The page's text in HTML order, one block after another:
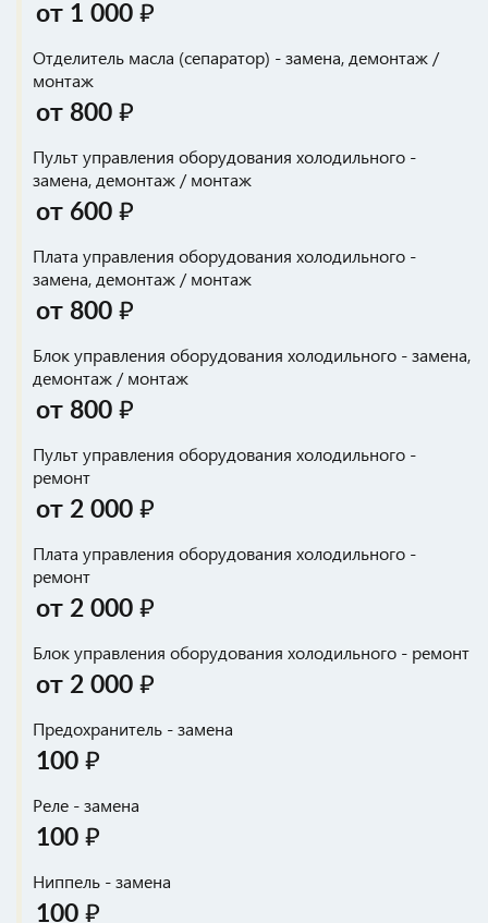
от 1 000 ₽
Отделитель масла (сепаратор) - замена, демонтаж /
монтаж
от 800 ₽
Пульт управления оборудования холодильного -
замена, демонтаж / монтаж
от 600 ₽
Плата управления оборудования холодильного -
замена, демонтаж / монтаж
от 800 ₽
Блок управления оборудования холодильного - замена,
демонтаж / монтаж
от 800 ₽
Пульт управления оборудования холодильного -
ремонт
от 2 000 ₽
Плата управления оборудования холодильного -
ремонт
от 2 000 ₽
Блок управления оборудования холодильного - ремонт
от 2 000 ₽
Предохранитель - замена
100 ₽
Реле - замена
100 ₽
Ниппель - замена
100 ₽